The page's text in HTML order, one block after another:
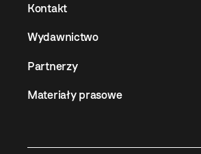
Kontakt
Wydawnictwo
Partnerzy
Materiały prasowe